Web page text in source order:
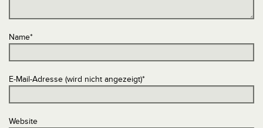
Name*
E-Mail-Adresse (wird nicht angezeigt)*
Website